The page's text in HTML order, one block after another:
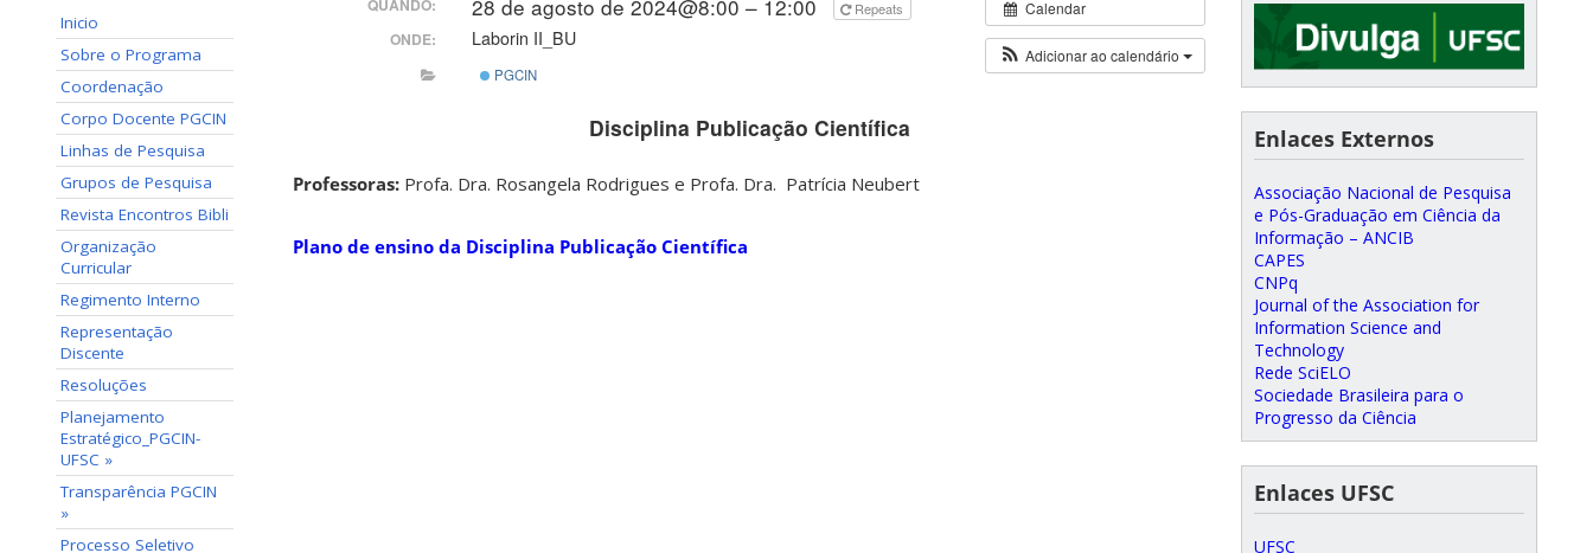
Inicio
Sobre o Programa
Coordenação
Corpo Docente PGCIN
Linhas de Pesquisa
Grupos de Pesquisa
Revista Encontros Bibli
Organização
Curricular
Regimento Interno
Representação
Discente
Resoluções
Planejamento
Estratégico_PGCIN-
UFSC »
Transparência PGCIN
»
Processo Seletivo
Calendar
Adicionar ao calendário
28 de agosto de 2024@8:00 – 12:00 Repeats
ONDE: Laborin II_BU
PGCIN
Disciplina Publicação Científica
Professoras: Profa. Dra. Rosangela Rodrigues e Profa. Dra. Patrícia Neubert
Plano de ensino da Disciplina Publicação Científica
Enlaces Externos
Associação Nacional de Pesquisa
e Pós-Graduação em Ciência da
Informação – ANCIB
CAPES
CNPq
Journal of the Association for
Information Science and
Technology
Rede SciELO
Sociedade Brasileira para o
Progresso da Ciência
Enlaces UFSC
UFSC